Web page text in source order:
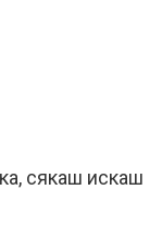
сякаш искаш